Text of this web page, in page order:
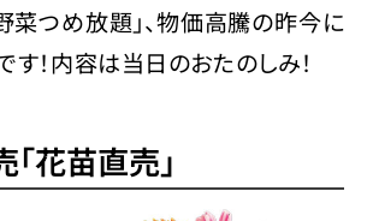
菜つめ放題」、物価高騰の昨今に
す！内容は当日のおたのしみ！
花苗直売」